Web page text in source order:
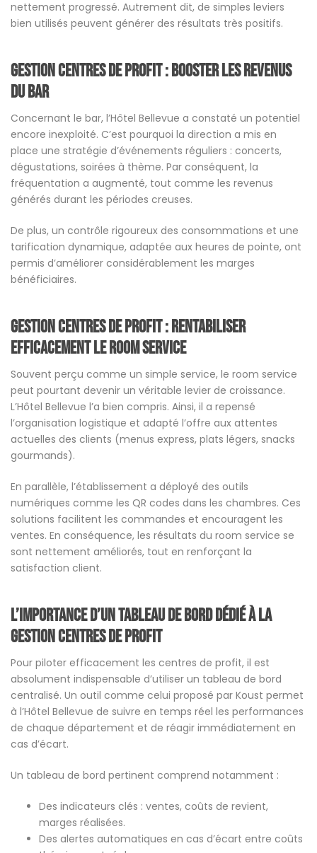
nettement progressé. Autrement dit, de simples leviers
bien utilisés peuvent générer des résultats très positifs.
Gestion centres de profit : booster les revenus
du bar
Concernant le bar, l’Hôtel Bellevue a constaté un potentiel
encore inexploité. C’est pourquoi la direction a mis en
place une stratégie d’événements réguliers : concerts,
dégustations, soirées à thème. Par conséquent, la
fréquentation a augmenté, tout comme les revenus
générés durant les périodes creuses.
De plus, un contrôle rigoureux des consommations et une
tarification dynamique, adaptée aux heures de pointe, ont
permis d’améliorer considérablement les marges
bénéficiaires.
Gestion centres de profit : rentabiliser
efficacement le room service
Souvent perçu comme un simple service, le room service
peut pourtant devenir un véritable levier de croissance.
L’Hôtel Bellevue l’a bien compris. Ainsi, il a repensé
l’organisation logistique et adapté l’offre aux attentes
actuelles des clients (menus express, plats légers, snacks
gourmands).
En parallèle, l’établissement a déployé des outils
numériques comme les QR codes dans les chambres. Ces
solutions facilitent les commandes et encouragent les
ventes. En conséquence, les résultats du room service se
sont nettement améliorés, tout en renforçant la
satisfaction client.
L’importance d’un tableau de bord dédié à la
gestion centres de profit
Pour piloter efficacement les centres de profit, il est
absolument indispensable d’utiliser un tableau de bord
centralisé. Un outil comme celui proposé par Koust permet
à l’Hôtel Bellevue de suivre en temps réel les performances
de chaque département et de réagir immédiatement en
cas d’écart.
Un tableau de bord pertinent comprend notamment :
Des indicateurs clés : ventes, coûts de revient,
marges réalisées.
Des alertes automatiques en cas d’écart entre coûts